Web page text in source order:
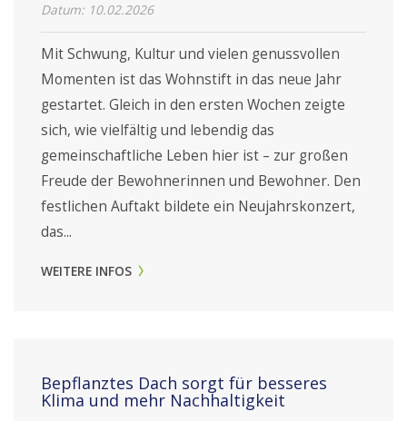
Datum: 10.02.2026
Mit Schwung, Kultur und vielen genussvollen
Momenten ist das Wohnstift in das neue Jahr
gestartet. Gleich in den ersten Wochen zeigte
sich, wie vielfältig und lebendig das
gemeinschaftliche Leben hier ist – zur großen
Freude der Bewohnerinnen und Bewohner. Den
festlichen Auftakt bildete ein Neujahrskonzert,
das...
WEITERE INFOS
Bepflanztes Dach sorgt für besseres
Klima und mehr Nachhaltigkeit